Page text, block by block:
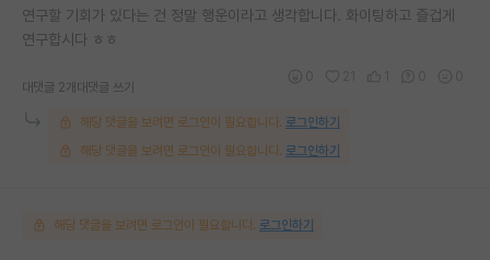
연구할 기회가 있다는 건 정말 행운이라고 생각합니다. 화이팅하고 즐겁게
연구합시다 ㅎㅎ
대댓글 2개 대댓글 쓰기
해당 댓글을 보려면 로그인이 필요합니다. 로그인하기
해당 댓글을 보려면 로그인이 필요합니다. 로그인하기
해당 댓글을 보려면 로그인이 필요합니다. 로그인하기